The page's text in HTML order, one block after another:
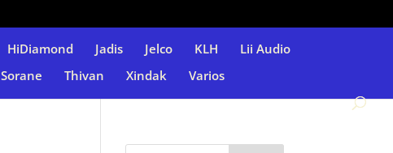
HiDiamond Jadis Jelco KLH
Lii Audio
Sorane Thivan Xindak Varios